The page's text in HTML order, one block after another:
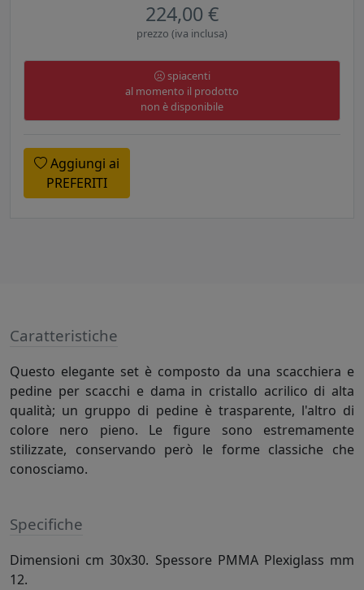
224,00 €
prezzo (iva inclusa)
spiacenti
al momento il prodotto
non è disponibile
Aggiungi ai
PREFERITI
Caratteristiche
Questo elegante set è composto da una scacchiera e
pedine per scacchi e dama in cristallo acrilico di alta
qualità; un gruppo di pedine è trasparente, l'altro di
colore nero pieno. Le figure sono estremamente
stilizzate, conservando però le forme classiche che
conosciamo.
Specifiche
Dimensioni cm 30x30. Spessore PMMA Plexiglass mm
12.